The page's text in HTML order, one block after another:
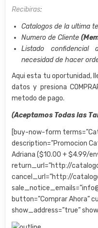
Recibiras:
Catalogos de la ultima
Numero de Cliente
Listado
necesidad de hacer
Aqui esta tu oportunidad,
datos y presiona
metodo de pago.
(Aceptamos Todas las
[buy-now-form
description=”Promocion
Adriana ($10.00 + $4.99/
return_url=”http://
cancel_url=”http://
button=”Comprar Ahora”
show_address=”true”